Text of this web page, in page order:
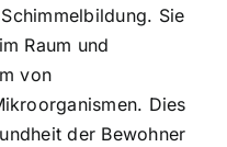
Sie
Raum und
von
Dies
der Bewohner